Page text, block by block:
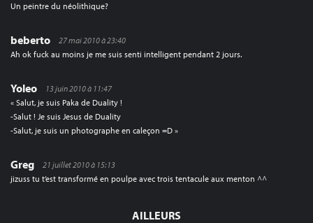
Un peintre du néolithique?
beberto
27 mai 2010 à 23:40
Ah ok fuck au moins je me suis senti intelligent pendant 2 jours.
Yoleo
13 juin 2010 à 11:47
« Salut, je suis Paka de Duality !
-Salut ! Je suis Jesus de Duality
-Salut, je suis un photographe en caleçon =D »
Greg
21 juillet 2010 à 15:13
jizuss tu t’est transformé en poulpe avec trois tentacule aux menton ^^
AILLEURS